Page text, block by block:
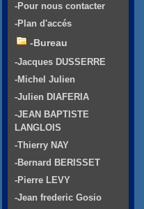
-Pour nous contacter
-Plan d'accés
-Bureau
-Jacques DUSSERRE
-Michel Julien
-Julien DIAFERIA
-JEAN BAPTISTE
LANGLOIS
-Thierry NAY
-Bernard BERISSET
-Pierre LEVY
-Jean frederic Gosio